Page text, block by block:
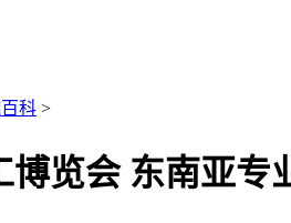
科 >
博览会 东南亚专